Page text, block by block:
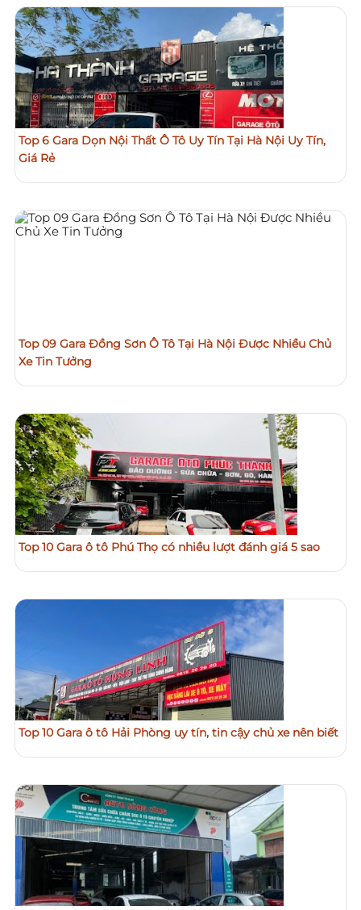
Top 6 Gara Dọn Nội Thất Ô Tô Uy Tín Tại Hà Nội Uy Tín,
Giá Rẻ
Top 09 Gara Đồng Sơn Ô Tô Tại Hà Nội Được Nhiều Chủ
Xe Tin Tưởng
Top 10 Gara ô tô Phú Thọ có nhiều lượt đánh giá 5 sao
Top 10 Gara ô tô Hải Phòng uy tín, tin cậy chủ xe nên biết